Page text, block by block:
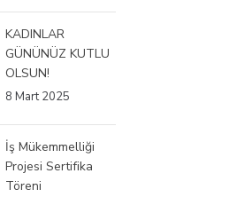
KADINLAR
GÜNÜNÜZ KUTLU
OLSUN!
8 Mart 2025
İş Mükemmelliği
Projesi Sertifika
Töreni